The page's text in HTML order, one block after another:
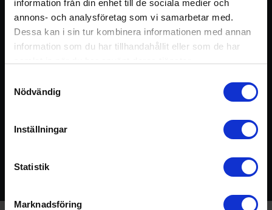
information från din enhet till de sociala medier och
annons- och analysföretag som vi samarbetar med.
Dessa kan i sin tur kombinera informationen med annan
information som du har tillhandahållit eller som de har
Nödvändig
Inställningar
Statistik
Marknadsföring
pranayama, asana, meditation – i syfte att skapa
en helhet, djupare balans, ökad medvetenhet – där
utvalda övningar/andningstekniker syftar till att
supporta och förstärka meditationen – det